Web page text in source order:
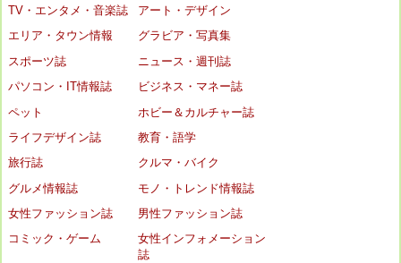
TV・エンタメ・音楽誌
アート・デザイン
エリア・タウン情報
グラビア・写真集
スポーツ誌
ニュース・週刊誌
パソコン・IT情報誌
ビジネス・マネー誌
ペット
ホビー＆カルチャー誌
ライフデザイン誌
教育・語学
旅行誌
クルマ・バイク
グルメ情報誌
モノ・トレンド情報誌
女性ファッション誌
男性ファッション誌
コミック・ゲーム
女性インフォメーション
誌